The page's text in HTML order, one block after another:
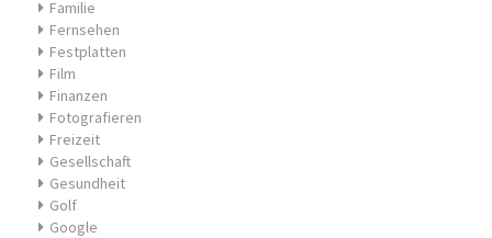
Familie
Fernsehen
Festplatten
Film
Finanzen
Fotografieren
Freizeit
Gesellschaft
Gesundheit
Golf
Google